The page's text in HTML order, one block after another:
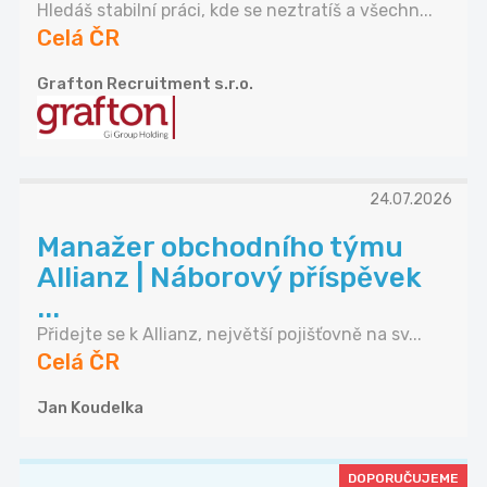
Hledáš stabilní práci, kde se neztratíš a všechn...
Celá ČR
Grafton Recruitment s.r.o.
24.07.2026
Manažer obchodního týmu
Allianz | Náborový příspěvek
...
Přidejte se k Allianz, největší pojišťovně na sv...
Celá ČR
Jan Koudelka
DOPORUČUJEME